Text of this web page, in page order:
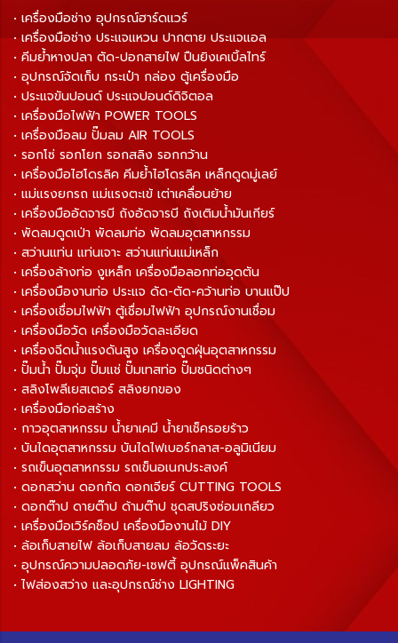
• เครื่องมือช่าง อุปกรณ์ฮาร์ดแวร์
• เครื่องมือช่าง ประแจแหวน ปากตาย ประแจแอล
• คีมย้ำหางปลา ตัด-ปอกสายไฟ ปืนยิงเคเบิ้ลไทร์
• อุปกรณ์จัดเก็บ กระเป๋า กล่อง ตู้เครื่องมือ
• ประแจขันปอนด์ ประแจปอนด์ดิจิตอล
• เครื่องมือไฟฟ้า POWER TOOLS
• เครื่องมือลม ปั๊มลม AIR TOOLS
• รอกโซ่ รอกโยก รอกสลิง รอกกว้าน
• เครื่องมือไฮโดรลิค คีมย้ำไฮโดรลิค เหล็กดูดมู่เลย์
• แม่แรงยกรถ แม่แรงตะเข้ เต่าเคลื่อนย้าย
• เครื่องมืออัดจารบี ถังอัดจารบี ถังเติมน้ำมันเกียร์
• พัดลมดูดเป่า พัดลมท่อ พัดลมอุตสาหกรรม
• สว่านแท่น แท่นเจาะ สว่านแท่นแม่เหล็ก
• เครื่องล้างท่อ งูเหล็ก เครื่องมือลอกท่ออุดตัน
• เครื่องมืองานท่อ ประแจ ดัด-ตัด-คว้านท่อ บานแป๊ป
• เครื่องเชื่อมไฟฟ้า ตู้เชื่อมไฟฟ้า อุปกรณ์งานเชื่อม
• เครื่องมือวัด เครื่องมือวัดละเอียด
• เครื่องฉีดน้ำแรงดันสูง เครื่องดูดฝุ่นอุตสาหกรรม
• ปั๊มน้ำ ปั๊มจุ่ม ปั๊มแช่ ปั๊มเทสท่อ ปั๊มชนิดต่างๆ
• สลิงโพลีเยสเตอร์ สลิงยกของ
• เครื่องมือก่อสร้าง
• กาวอุตสาหกรรม น้ำยาเคมี น้ำยาเช็ครอยร้าว
• บันไดอุตสาหกรรม บันไดไฟเบอร์กลาส-อลูมิเนียม
• รถเข็นอุตสาหกรรม รถเข็นอเนกประสงค์
• ดอกสว่าน ดอกกัด ดอกเจียร์ CUTTING TOOLS
• ดอกต๊าป ดายต๊าป ด้ามต๊าป ชุดสปริงซ่อมเกลียว
• เครื่องมือเวิร์คช็อป เครื่องมืองานไม้ DIY
• ล้อเก็บสายไฟ ล้อเก็บสายลม ล้อวัดระยะ
• อุปกรณ์ความปลอดภัย-เซฟตี้ อุปกรณ์แพ็คสินค้า
• ไฟส่องสว่าง และอุปกรณ์ช่าง LIGHTING